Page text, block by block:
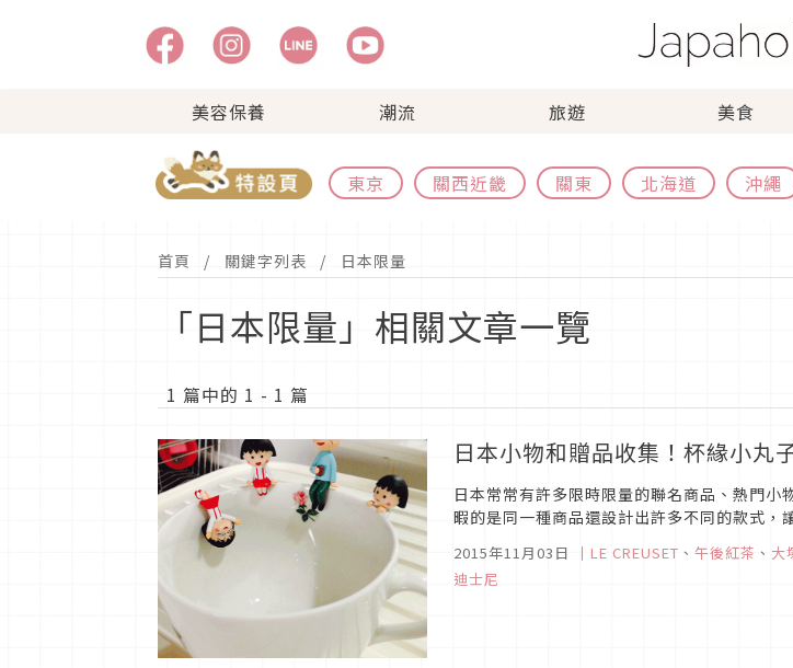
美容保養 潮流 旅遊 美食
東京 關西近畿 關東 北海道 沖繩
首頁 關鍵字列表 日本限量
「日本限量」相關文章一覽
1 篇中的 1 - 1 篇
日本小物和贈品收集！杯緣小丸
日本常常有許多限時限量的聯名商品、熱門
暇的是同一種商品還設計出許多不同的款式，
活動，比如限定期間的扭蛋、兒童套餐的贈
2015年11月03日 ｜ LE CREUSET 、 午後紅茶 、 大
迪士尼